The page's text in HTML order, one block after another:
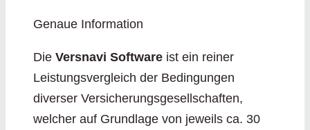
Genaue Information
Die Versnavi Softwareist ein reiner
Leistungsvergleich der Bedingungen
diverser Versicherungsgesellschaften,
welcher auf Grundlage von jeweils ca. 30